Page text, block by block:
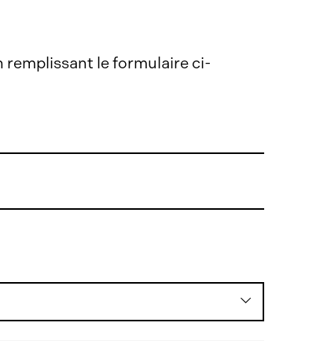
remplissant le formulaire ci-
